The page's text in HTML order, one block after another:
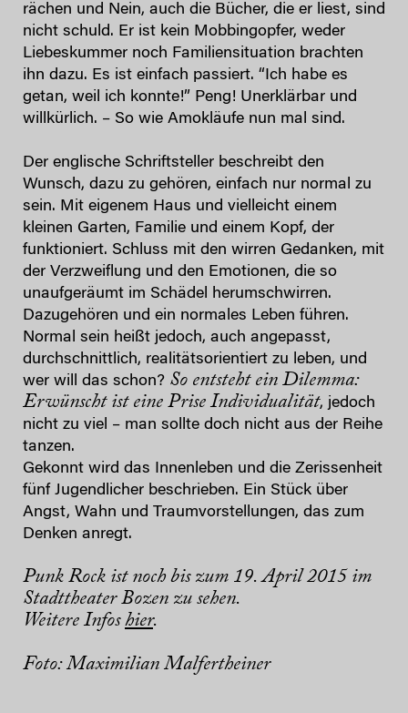
rächen und Nein, auch die Bücher, die er liest, sind
nicht schuld. Er ist kein Mobbingopfer, weder
Liebeskummer noch Familiensituation brachten
ihn dazu. Es ist einfach passiert. “Ich habe es
getan, weil ich konnte!” Peng! Unerklärbar und
willkürlich. – So wie Amokläufe nun mal sind.
Der englische Schriftsteller beschreibt den
Wunsch, dazu zu gehören, einfach nur normal zu
sein. Mit eigenem Haus und vielleicht einem
kleinen Garten, Familie und einem Kopf, der
funktioniert. Schluss mit den wirren Gedanken, mit
der Verzweiflung und den Emotionen, die so
unaufgeräumt im Schädel herumschwirren.
Dazugehören und ein normales Leben führen.
Normal sein heißt jedoch, auch angepasst,
durchschnittlich, realitätsorientiert zu leben, und
wer will das schon? So entsteht ein Dilemma:
Erwünscht ist eine Prise Individualität, jedoch
nicht zu viel – man sollte doch nicht aus der Reihe
tanzen.
Gekonnt wird das Innenleben und die Zerissenheit
fünf Jugendlicher beschrieben. Ein Stück über
Angst, Wahn und Traumvorstellungen, das zum
Denken anregt.
Punk Rock ist noch bis zum 19. April 2015 im
Stadttheater Bozen zu sehen.
Weitere Infoshier.
Foto: Maximilian Malfertheiner